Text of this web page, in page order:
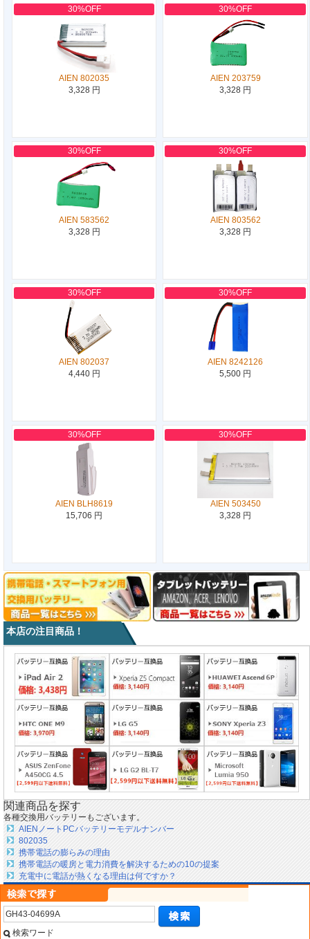
30%OFF
AIEN 802035
3,328 円
30%OFF
AIEN 203759
3,328 円
30%OFF
AIEN 583562
3,328 円
30%OFF
AIEN 803562
3,328 円
30%OFF
AIEN 802037
4,440 円
30%OFF
AIEN 8242126
5,500 円
30%OFF
AIEN BLH8619
15,706 円
30%OFF
AIEN 503450
3,328 円
本店の注目商品！
関連商品を探す
各種交換用バッテリーもございます。
AIENノートPCバッテリーモデルナンバー
802035
携帯電話の膨らみの理由
携帯電話の暖房と電力消費を解決するための10の提案
充電中に電話が熱くなる理由は何ですか？
検索ワード